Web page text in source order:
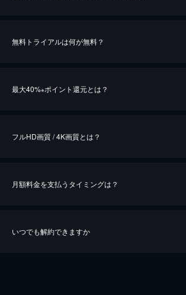
無料トライアルは何が無料？
最大40%※ポイント還元とは？
※40％ポイント還元の対象は、クレジットカード決済による作品
iOSアプリのUコイン決済による作品の購入 / レンタルは、20
フルHD画質 / 4K画質とは？
月額料金を支払うタイミングは？
いつでも解約できますか